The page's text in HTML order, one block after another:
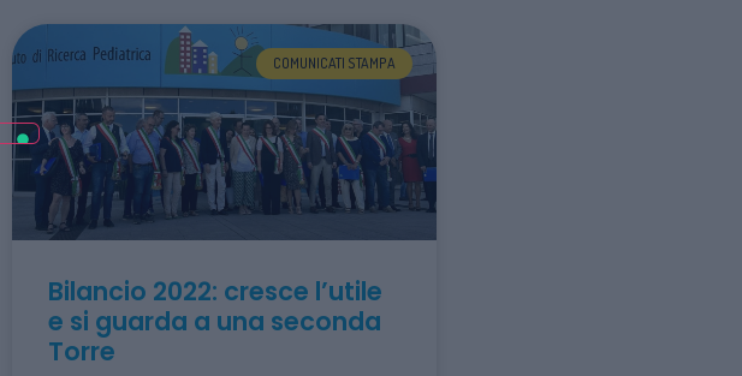
COMUNICATI STAMPA
Bilancio 2022: cresce l’utile
e si guarda a una seconda
Torre